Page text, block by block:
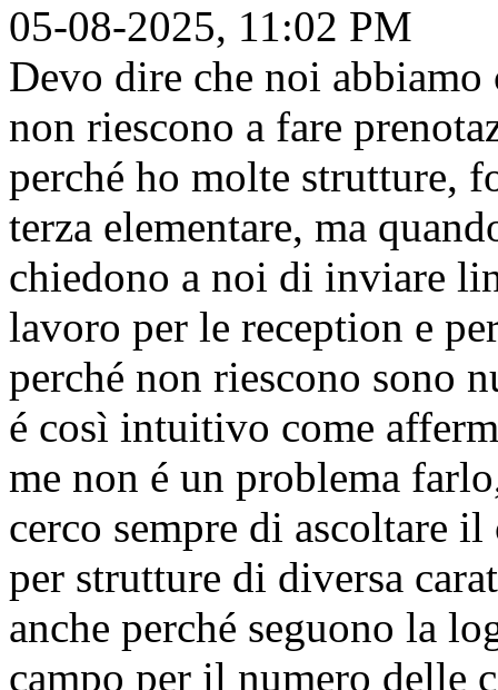
05-08-2025, 11:02 PM
Devo dire che noi
non riescono a fare
perché ho molte strutture,
terza elementare, ma
chiedono a noi di inviare
lavoro per le reception e
perché non riescono sono
é così intuitivo come
me non é un problema
cerco sempre di ascoltare
per strutture di diversa
anche perché seguono la
campo per il numero delle